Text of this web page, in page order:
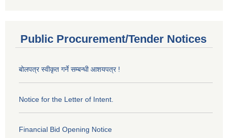
Public Procurement/Tender Notices
बोलपत्र स्वीकृत गर्ने सम्बन्धी आशयपत्र !
Notice for the Letter of Intent.
Financial Bid Opening Notice